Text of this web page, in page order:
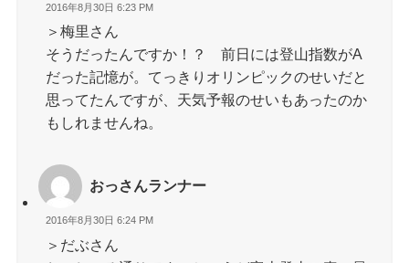
2016年8月30日 6:23 PM
＞梅里さん
そうだったんですか！？ 前日には登山指数がA
だった記憶が。てっきりオリンピックのせいだと
思ってたんですが、天気予報のせいもあったのか
もしれませんね。
おっさんランナー
2016年8月30日 6:24 PM
＞だぶさん